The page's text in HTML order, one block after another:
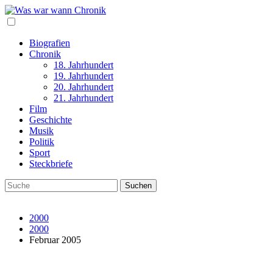
Biografien
Chronik
18. Jahrhundert
19. Jahrhundert
20. Jahrhundert
21. Jahrhundert
Film
Geschichte
Musik
Politik
Sport
Steckbriefe
2000
2000
Februar 2005